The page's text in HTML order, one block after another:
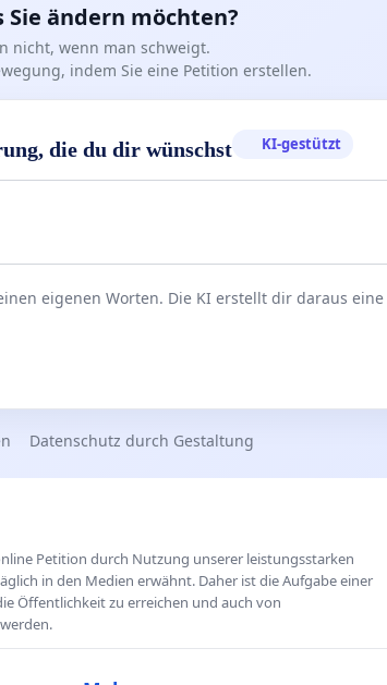
Sie ändern möchten?
nicht, wenn man schweigt.
indem Sie eine Petition erstellen.
die du dir wünschst KI-gestützt
eigenen Worten. Die KI erstellt dir daraus eine
Datenschutz durch Gestaltung
Petition durch Nutzung unserer leistungsstarken
in den Medien erwähnt. Daher ist die Aufgabe einer
Öffentlichkeit zu erreichen und auch von